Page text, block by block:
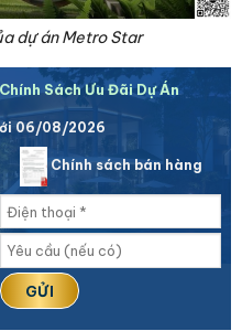
dự án Metro Star
Sách Ưu Đãi Dự Án
06/08/2026
Chính sách bán hàng